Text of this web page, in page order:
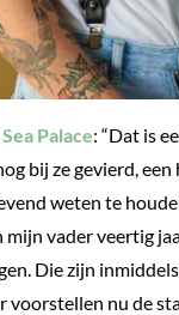
Sea Palace: “Dat is
bij ze gevierd,
weten te
mijn vader veertig
Die zijn
voorstellen nu de